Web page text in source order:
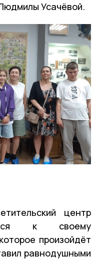
Усачёвой.
центр
к своему
произойдёт
равнодушными